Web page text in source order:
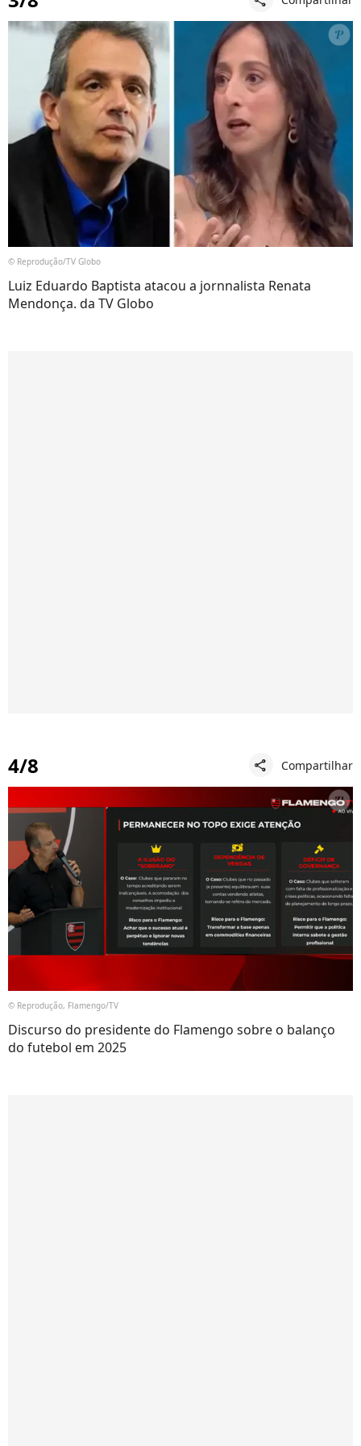
© Reprodução/TV Globo
Luiz Eduardo Baptista atacou a jornnalista Renata
Mendonça. da TV Globo
4/8 share Compartilhar
© Reprodução, Flamengo/TV
Discurso do presidente do Flamengo sobre o balanço
do futebol em 2025